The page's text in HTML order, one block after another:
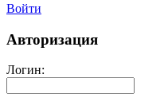
Войти
Авторизация
Логин: